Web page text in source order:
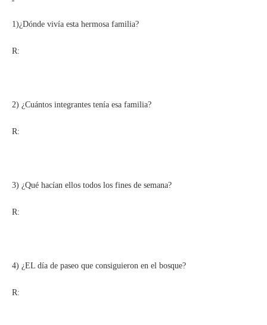
1)¿Dónde vivía esta hermosa familia?
R:
2) ¿Cuántos integrantes tenía esa familia?
R:
3) ¿Qué hacían ellos todos los fines de semana?
R:
4) ¿EL día de paseo que consiguieron en el bosque?
R: